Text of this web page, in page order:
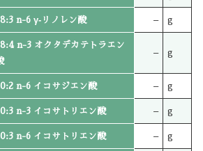
n-6 γ‐リノレン酸 – g
n-3 オクタデカテトラエン
– g
n-6 イコサジエン酸 – g
n-3 イコサトリエン酸 – g
n-6 イコサトリエン酸 – g